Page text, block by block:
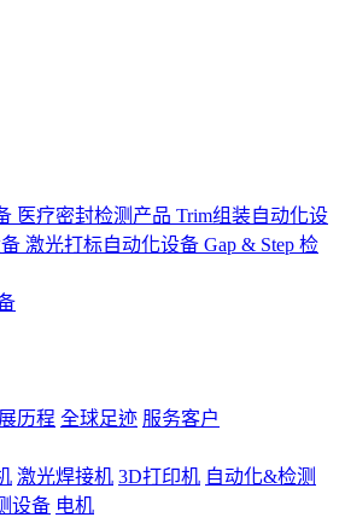
医疗密封检测产品 Trim组装自动化设
激光打标自动化设备 Gap & Step 检
历程 全球足迹 服务客户
激光焊接机 3D打印机 自动化&检测
设备 电机